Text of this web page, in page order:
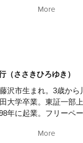
資質」
」
づくり」を網羅した
。
商品の市場規模（上
える新規市場を創造す
More
（ささきひろゆき）
沢市生まれ。3歳か
大学卒業。東証一部
年に起業。フリーペ
グ支援コミュニティ
More